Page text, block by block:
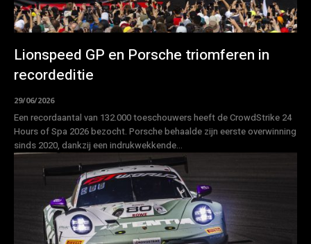
Lionspeed GP en Porsche triomferen in
recordeditie
29/06/2026
Een recordaantal van 132.000 toeschouwers heeft de CrowdStrike 24
Hours of Spa 2026 bezocht. Porsche behaalde zijn eerste overwinning
sinds 2020, dankzij een indrukwekkende...